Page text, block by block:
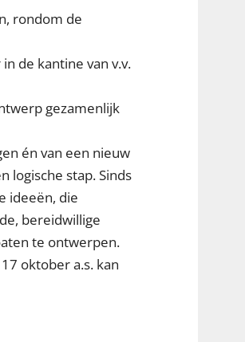
rondom de
de kantine van v.v.
gezamenlijk
én van een nieuw
logische stap. Sinds
ideeën, die
bereidwillige
te ontwerpen.
oktober a.s. kan